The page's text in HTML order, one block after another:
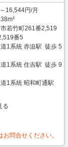
16,544円/月
若竹町261番2,519
番5
1系統 赤迫駅 徒歩 5
1系統 住吉駅 徒歩 9
1系統 昭和町通駅
る
問合せください。